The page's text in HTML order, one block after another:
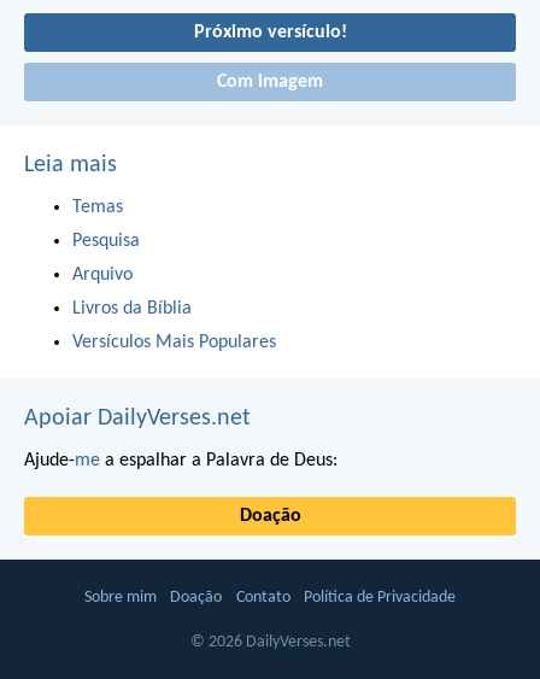
Próximo versículo!
Com imagem
Leia mais
Temas
Pesquisa
Arquivo
Livros da Bíblia
Versículos Mais Populares
Apoiar DailyVerses.net
Ajude-me a espalhar a Palavra de Deus:
Doação
Sobre mim Doação Contato Política de Privacidade
© 2026 DailyVerses.net